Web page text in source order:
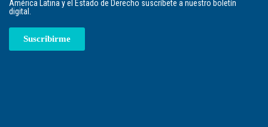
América Latina y el Estado de Derecho suscríbete a nuestro boletín
digital.
Suscribirme